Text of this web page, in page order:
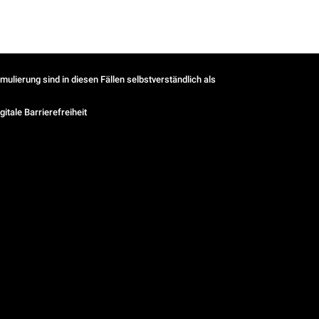
sind in diesen Fällen selbstverständlich als
Barrierefreiheit